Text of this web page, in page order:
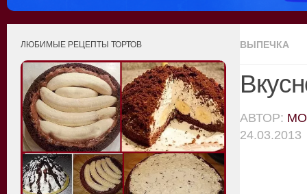
ВЫПЕЧКА
АВТОР:
24.03.2013
ЛЮБИМЫЕ РЕЦЕПТЫ ТОРТОВ